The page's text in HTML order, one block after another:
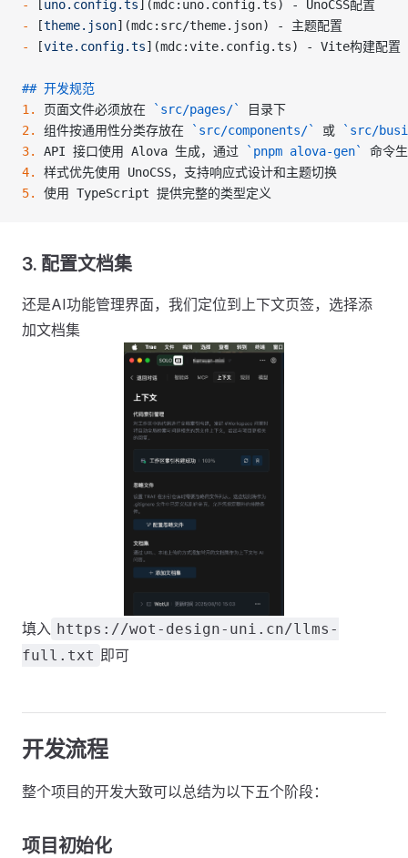
- uno.config.ts ](mdc:uno.config.ts ) - UnoCSS配置
-
[theme.json](mdc:src/theme.json) - 主题配置
-
[vite.config.ts](mdc:vite.config.ts) - Vite构建配置
## 开发规范
1.
页面文件必须放在 `src/pages/`
目录下
2.
组件按通用性分类存放在 `src/components/` 或
`src/
3.
API 接口使用 Alova 生成，通过 `pnpm alova-gen`
命令
4.
样式优先使用 UnoCSS，支持响应式设计和主题切换
5.
使用 TypeScript 提供完整的类型定义
3. 配置文档集
还是AI功能管理界面，我们定位到上下文页签，选择添
加文档集
填入 https://wot-design-uni.cn/llms-
full.txt 即可
开发流程
整个项目的开发大致可以总结为以下五个阶段：
项目初始化